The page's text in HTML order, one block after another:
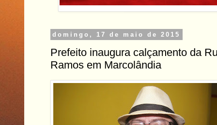
domingo, 17 de maio de 2015
Prefeito inaugura calçamento da
Ramos em Marcolândia